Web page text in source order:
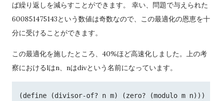
ば繰り返しを減らすことができます。 幸い、問題で与えられた
600851475143という数値は奇数なので、この最適化の恩恵を十
分に受けることができます。
この最適化を施したところ、40%ほど高速化しました。上の考
察におけるlはn、nはdivという名前になっています。
(define (divisor-of? n m) (zero? (modulo m n)))